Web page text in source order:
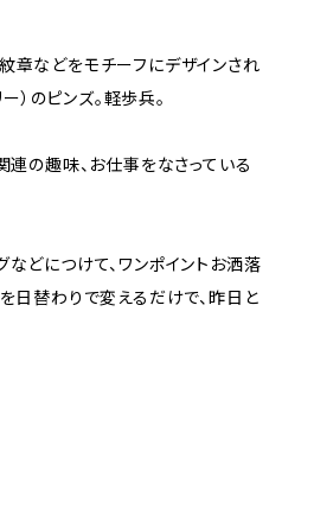
章などをモチーフにデザインされ
）のピンズ。軽歩兵。
連の趣味、お仕事をなさっている
どにつけて、ワンポイントお洒落
日替わりで変えるだけで、昨日と